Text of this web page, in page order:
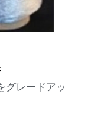
グレードアッ